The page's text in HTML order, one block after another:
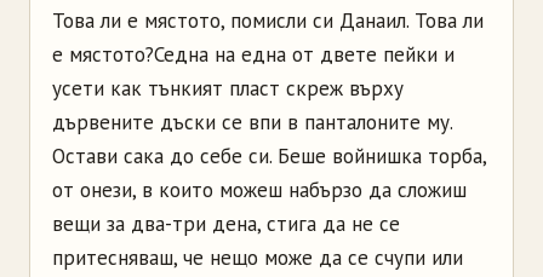
Това ли е мястото, помисли си Данаил. Това ли
е мястото?Седна на една от двете пейки и
усети как тънкият пласт скреж върху
дървените дъски се впи в панталоните му.
Остави сака до себе си. Беше войнишка торба,
от онези, в които можеш набързо да сложиш
вещи за два-три дена, стига да не се
притесняваш, че нещо може да се счупи или